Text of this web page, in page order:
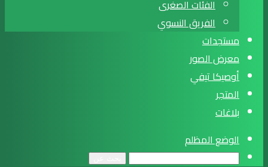
الفئات الصغرى
الفريق النسوي
مستجدات
معرض الصور
أوصيكا تيفي
المتجر
بلاغات
الوضع المظلم